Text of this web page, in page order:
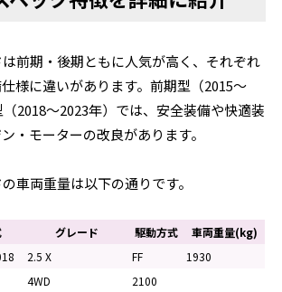
前期・後期ともに人気が高く、それぞれ
様に違いがあります。前期型（2015～
2018～2023年）では、安全装備や快適装
・モーターの改良があります。
車両重量は以下の通りです。
グレード 駆動方式
車両重量(kg)
2.5 X FF
1930
4WD
2100